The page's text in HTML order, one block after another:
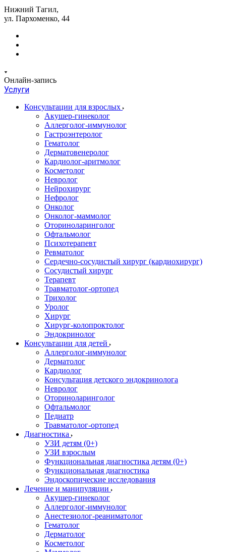
Нижний Тагил,
ул. Пархоменко, 44
Онлайн-запись
Услуги
Консультации для взрослых
Акушер-гинеколог
Аллерголог-иммунолог
Гастроэнтеролог
Гематолог
Дерматовенеролог
Кардиолог-аритмолог
Косметолог
Невролог
Нейрохирург
Нефролог
Онколог
Онколог-маммолог
Оториноларинголог
Офтальмолог
Психотерапевт
Ревматолог
Сердечно-сосудистый хирург (кардиохирург)
Сосудистый хирург
Терапевт
Травматолог-ортопед
Трихолог
Уролог
Хирург
Хирург-колопроктолог
Эндокринолог
Консультации для детей
Аллерголог-иммунолог
Дерматолог
Кардиолог
Консультация детского эндокринолога
Невролог
Оториноларинголог
Офтальмолог
Педиатр
Травматолог-ортопед
Диагностика
УЗИ детям (0+)
УЗИ взрослым
Функциональная диагностика детям (0+)
Функциональная диагностика
Эндоскопические исследования
Лечение и манипуляции
Акушер-гинеколог
Аллерголог-иммунолог
Анестезиолог-реаниматолог
Гематолог
Дерматолог
Косметолог